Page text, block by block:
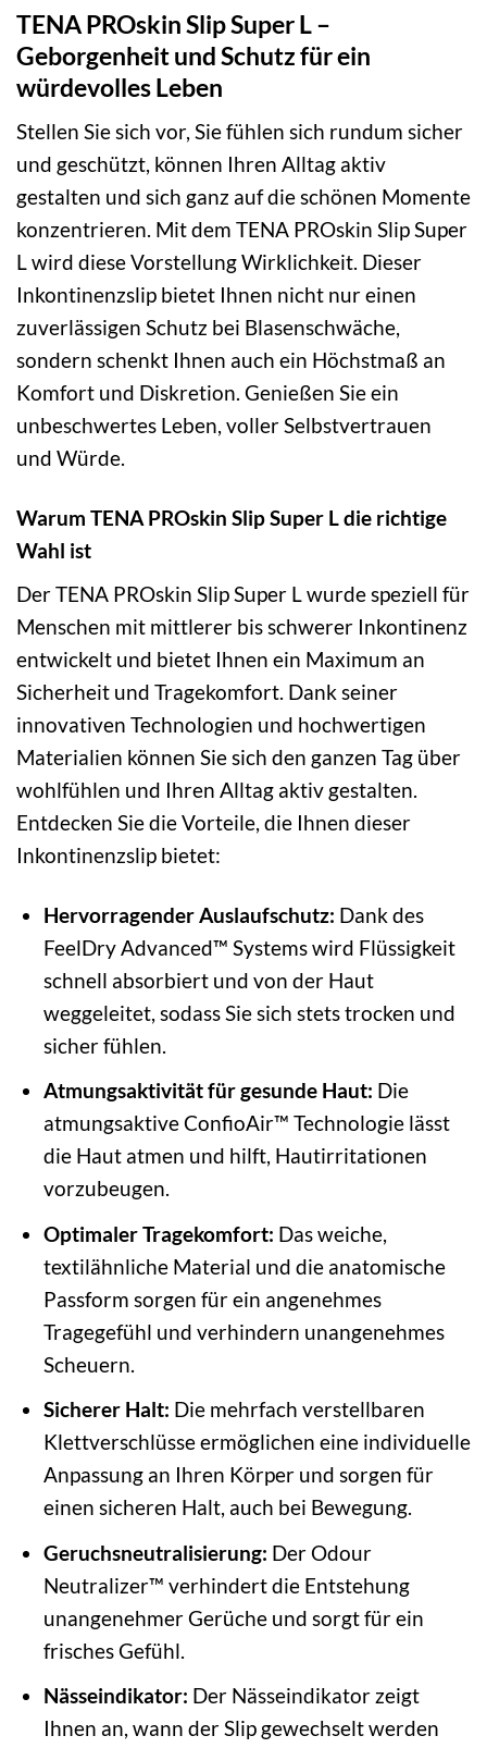
TENA PROskin Slip Super L –
Geborgenheit und Schutz für ein
würdevolles Leben
Stellen Sie sich vor, Sie fühlen sich rundum sicher
und geschützt, können Ihren Alltag aktiv
gestalten und sich ganz auf die schönen Momente
konzentrieren. Mit dem TENA PROskin Slip Super
L wird diese Vorstellung Wirklichkeit. Dieser
Inkontinenzslip bietet Ihnen nicht nur einen
zuverlässigen Schutz bei Blasenschwäche,
sondern schenkt Ihnen auch ein Höchstmaß an
Komfort und Diskretion. Genießen Sie ein
unbeschwertes Leben, voller Selbstvertrauen
und Würde.
Warum TENA PROskin Slip Super L die richtige
Wahl ist
Der TENA PROskin Slip Super L wurde speziell für
Menschen mit mittlerer bis schwerer Inkontinenz
entwickelt und bietet Ihnen ein Maximum an
Sicherheit und Tragekomfort. Dank seiner
innovativen Technologien und hochwertigen
Materialien können Sie sich den ganzen Tag über
wohlfühlen und Ihren Alltag aktiv gestalten.
Entdecken Sie die Vorteile, die Ihnen dieser
Inkontinenzslip bietet:
Hervorragender Auslaufschutz: Dank des
FeelDry Advanced™ Systems wird Flüssigkeit
schnell absorbiert und von der Haut
weggeleitet, sodass Sie sich stets trocken und
sicher fühlen.
Atmungsaktivität für gesunde Haut: Die
atmungsaktive ConfioAir™ Technologie lässt
die Haut atmen und hilft, Hautirritationen
vorzubeugen.
Optimaler Tragekomfort: Das weiche,
textilähnliche Material und die anatomische
Passform sorgen für ein angenehmes
Tragegefühl und verhindern unangenehmes
Scheuern.
Sicherer Halt: Die mehrfach verstellbaren
Klettverschlüsse ermöglichen eine individuelle
Anpassung an Ihren Körper und sorgen für
einen sicheren Halt, auch bei Bewegung.
Geruchsneutralisierung: Der Odour
Neutralizer™ verhindert die Entstehung
unangenehmer Gerüche und sorgt für ein
frisches Gefühl.
Nässeindikator: Der Nässeindikator zeigt
Ihnen an, wann der Slip gewechselt werden